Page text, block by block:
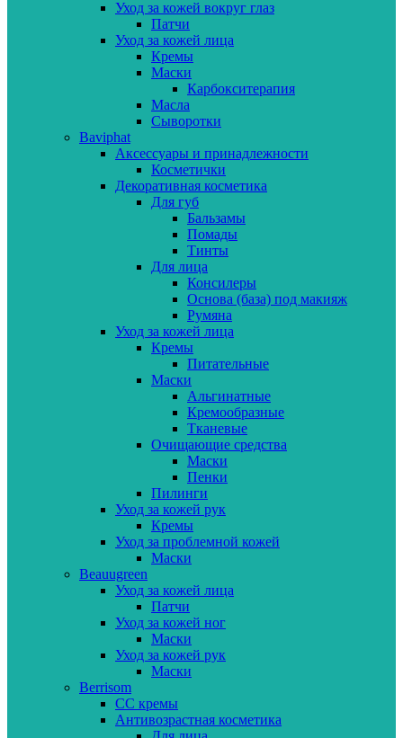
Уход за кожей вокруг глаз
Патчи
Уход за кожей лица
Кремы
Маски
Карбокситерапия
Масла
Сыворотки
Baviphat
Аксессуары и принадлежности
Косметички
Декоративная косметика
Для губ
Бальзамы
Помады
Тинты
Для лица
Консилеры
Основа (база) под макияж
Румяна
Уход за кожей лица
Кремы
Питательные
Маски
Альгинатные
Кремообразные
Тканевые
Очищающие средства
Маски
Пенки
Пилинги
Уход за кожей рук
Кремы
Уход за проблемной кожей
Маски
Beauugreen
Уход за кожей лица
Патчи
Уход за кожей ног
Маски
Уход за кожей рук
Маски
Berrisom
CC кремы
Антивозрастная косметика